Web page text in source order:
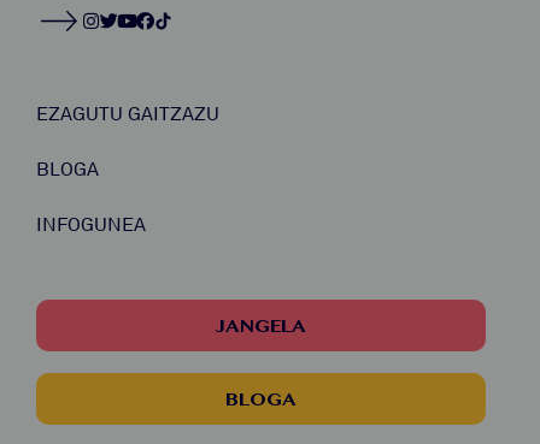
EZAGUTU GAITZAZU
BLOGA
INFOGUNEA
JANGELA
BLOGA